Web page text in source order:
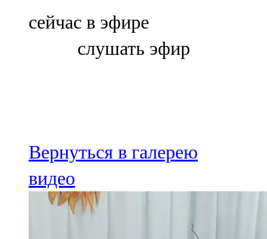
Болгар
100,3 FM
Зәй
106,6 FM
Кадыбаш
сейчас в эфире
слушать эфир
Вернуться в галерею
видео